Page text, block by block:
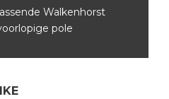
Walkenhorst
pole